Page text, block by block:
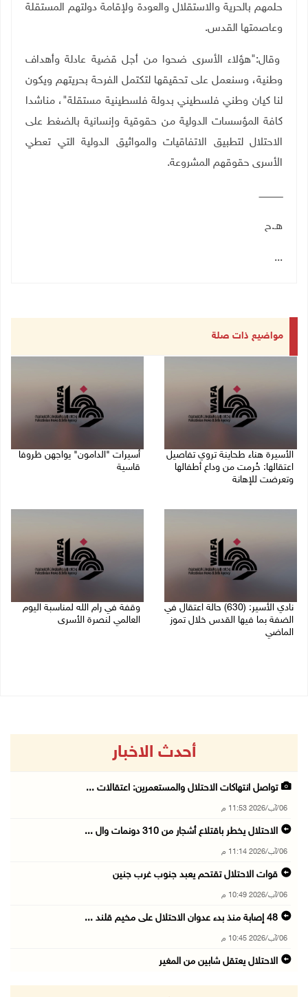
حلمهم بالحرية والاستقلال والعودة ولإقامة دولتهم المستقلة
وعاصمتها القدس.
وقال:"هؤلاء الأسرى ضحوا من أجل قضية عادلة وأهداف
وطنية، وسنعمل على تحقيقها لتكتمل الفرحة بحريتهم ويكون
لنا كيان وطني فلسطيني بدولة فلسطينية مستقلة"، مناشدا
كافة المؤسسات الدولية من حقوقية وإنسانية بالضغط على
الاحتلال لتطبيق الاتفاقيات والمواثيق الدولية التي تعطي
الأسرى حقوقهم المشروعة.
ـــــــــــــــــ
هـ.ح
...
مواضيع ذات صلة
الأسيرة هناء طحاينة تروي تفاصيل
اعتقالها: حُرمت من وداع أطفالها
وتعرضت للإهانة
أسيرات "الدامون" يواجهن ظروفا
قاسية
نادي الأسير: (630) حالة اعتقال في
الضفة بما فيها القدس خلال تموز
الماضي
وقفة في رام الله لمناسبة اليوم
العالمي لنصرة الأسرى
أحدث الاخبار
تواصل انتهاكات الاحتلال والمستعمرين: اعتقالات ...
06/آب/2026 11:53 م
الاحتلال يخطر باقتلاع أشجار من 310 دونمات وال ...
06/آب/2026 11:14 م
قوات الاحتلال تقتحم يعبد جنوب غرب جنين
06/آب/2026 10:49 م
48 إصابة منذ بدء عدوان الاحتلال على مخيم قلند ...
06/آب/2026 10:45 م
الاحتلال يعتقل شابين من المغير